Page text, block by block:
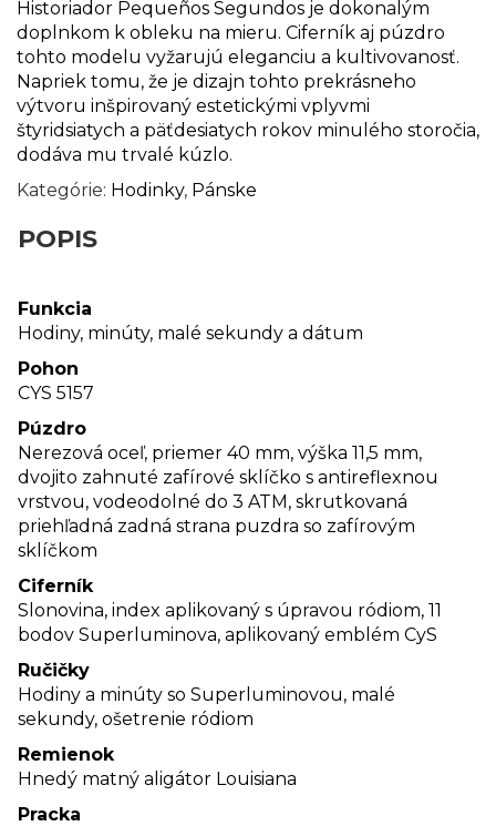
Historiador Pequeños Segundos je dokonalým
doplnkom k obleku na mieru. Ciferník aj púzdro
tohto modelu vyžarujú eleganciu a kultivovanosť.
Napriek tomu, že je dizajn tohto prekrásneho
výtvoru inšpirovaný estetickými vplyvmi
štyridsiatych a päťdesiatych rokov minulého storočia,
dodáva mu trvalé kúzlo.
Kategórie: Hodinky, Pánske
POPIS
Funkcia
Hodiny, minúty, malé sekundy a dátum
Pohon
CYS 5157
Púzdro
Nerezová oceľ, priemer 40 mm, výška 11,5 mm,
dvojito zahnuté zafírové sklíčko s antireflexnou
vrstvou, vodeodolné do 3 ATM, skrutkovaná
priehľadná zadná strana puzdra so zafírovým
sklíčkom
Ciferník
Slonovina, index aplikovaný s úpravou ródiom, 11
bodov Superluminova, aplikovaný emblém CyS
Ručičky
Hodiny a minúty so Superluminovou, malé
sekundy, ošetrenie ródiom
Remienok
Hnedý matný aligátor Louisiana
Pracka